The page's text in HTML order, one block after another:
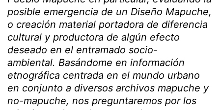
posible emergencia de un Diseño Mapuche,
o creación material portadora de diferencia
cultural y productora de algún efecto
deseado en el entramado socio-
ambiental. Basándome en información
etnográfica centrada en el mundo urbano
en conjunto a diversos archivos mapuche y
no-mapuche, nos preguntaremos por los